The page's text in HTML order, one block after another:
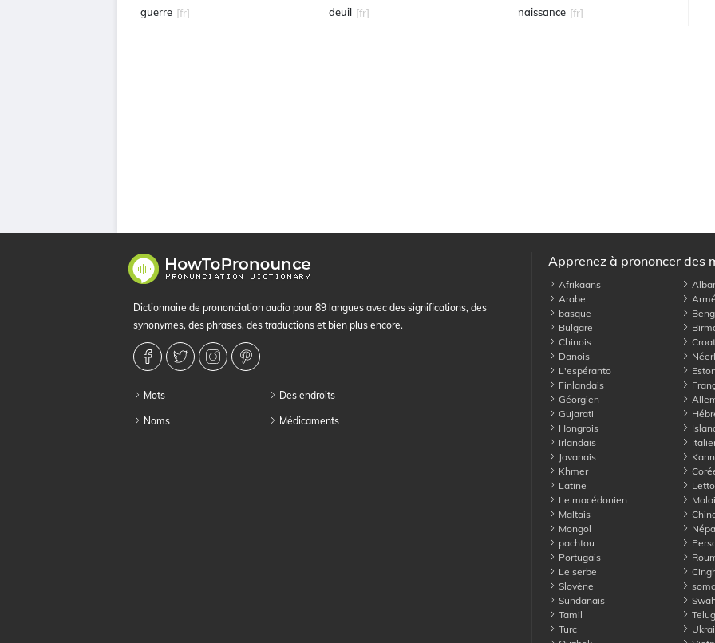
guerre [fr] deuil [fr] naissance [fr]
Dictionnaire de prononciation audio pour 89 langues avec des significations, des
synonymes, des phrases, des traductions et bien plus encore.
Mots
Noms
Des endroits
Médicaments
Apprenez à prononcer des
Afrikaans
Arabe
basque
Bulgare
Chinois
Danois
L'espéranto
Finlandais
Géorgien
Gujarati
Hongrois
Irlandais
Javanais
Khmer
Latine
Le macédonien
Maltais
Mongol
pachtou
Portugais
Le serbe
Slovène
Sundanais
Tamil
Turc